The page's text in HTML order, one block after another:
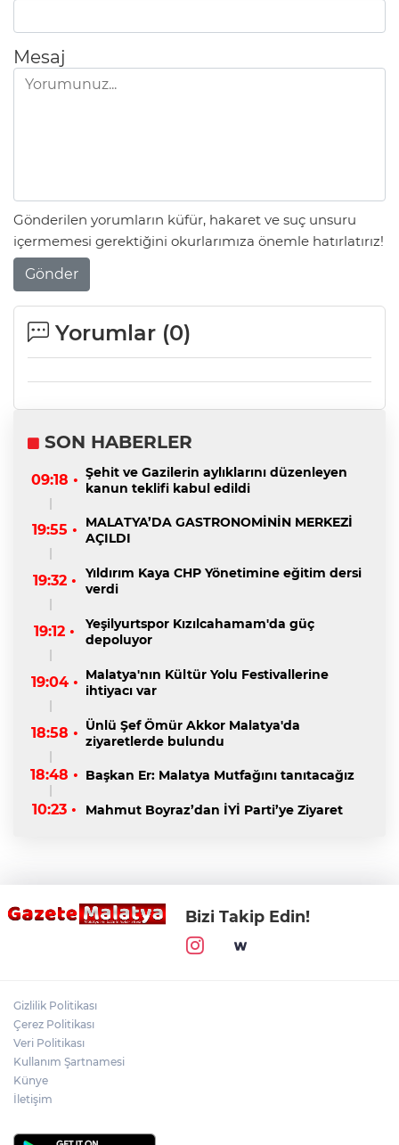
Mesaj
Gönderilen yorumların küfür, hakaret ve suç unsuru
içermemesi gerektiğini okurlarımıza önemle hatırlatırız!
Gönder
Yorumlar (0)
SON HABERLER
09:18 • Şehit ve Gazilerin aylıklarını düzenleyen
kanun teklifi kabul edildi
19:55 •
MALATYA’DA GASTRONOMİNİN MERKEZİ
AÇILDI
19:32 •
Yıldırım Kaya CHP Yönetimine eğitim dersi
verdi
19:12 •
Yeşilyurtspor Kızılcahamam'da güç
depoluyor
19:04 • Malatya'nın Kültür Yolu Festivallerine
ihtiyacı var
18:58 • Ünlü Şef Ömür Akkor Malatya'da
ziyaretlerde bulundu
18:48 • Başkan Er: Malatya Mutfağını tanıtacağız
10:23 • Mahmut Boyraz’dan İYİ Parti’ye Ziyaret
Bizi Takip Edin!
Gizlilik Politikası
Çerez Politikası
Veri Politikası
Kullanım Şartnamesi
Künye
İletişim